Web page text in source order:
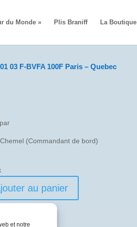
et notre
du Monde » Plis Braniff La Boutique
03 F-BVFA 100F Paris – Quebec
(Commandant de bord)
au panier